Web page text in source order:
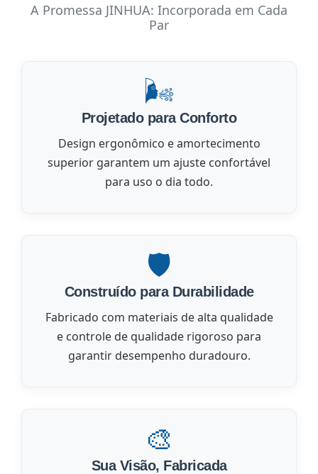
A Promessa JINHUA: Incorporada em Cada
Par
🌬️
Projetado para Conforto
Design ergonômico e amortecimento
superior garantem um ajuste confortável
para uso o dia todo.
🛡️
Construído para Durabilidade
Fabricado com materiais de alta qualidade
e controle de qualidade rigoroso para
garantir desempenho duradouro.
🎨
Sua Visão, Fabricada